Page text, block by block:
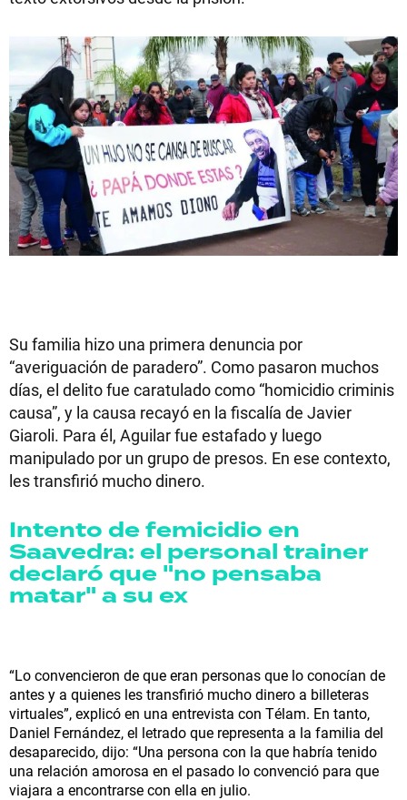
Su familia hizo una primera denuncia por
“averiguación de paradero”. Como pasaron muchos
días, el delito fue caratulado como “homicidio criminis
causa”, y la causa recayó en la fiscalía de Javier
Giaroli. Para él, Aguilar fue estafado y luego
manipulado por un grupo de presos. En ese contexto,
les transfirió mucho dinero.
Intento de femicidio en
Saavedra: el personal trainer
declaró que "no pensaba
matar" a su ex
“Lo convencieron de que eran personas que lo conocían de
antes y a quienes les transfirió mucho dinero a billeteras
virtuales”, explicó en una entrevista con Télam. En tanto,
Daniel Fernández, el letrado que representa a la familia del
desaparecido, dijo: “Una persona con la que habría tenido
una relación amorosa en el pasado lo convenció para que
viajara a encontrarse con ella en julio.